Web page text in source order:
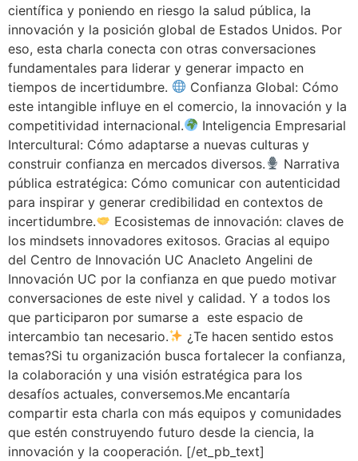
científica y poniendo en riesgo la salud pública, la
innovación y la posición global de Estados Unidos. Por
eso, esta charla conecta con otras conversaciones
fundamentales para liderar y generar impacto en
tiempos de incertidumbre.
Confianza Global: Cómo
este intangible influye en el comercio, la innovación y la
competitividad internacional.
Inteligencia Empresarial
Intercultural: Cómo adaptarse a nuevas culturas y
construir confianza en mercados diversos.
Narrativa
pública estratégica: Cómo comunicar con autenticidad
para inspirar y generar credibilidad en contextos de
incertidumbre.
Ecosistemas de innovación: claves de
los mindsets innovadores exitosos. Gracias al equipo
del Centro de Innovación UC Anacleto Angelini de
Innovación UC por la confianza en que puedo motivar
conversaciones de este nivel y calidad. Y a todos los
que participaron por sumarse a este espacio de
intercambio tan necesario.
¿Te hacen sentido estos
temas?Si tu organización busca fortalecer la confianza,
la colaboración y una visión estratégica para los
desafíos actuales, conversemos.Me encantaría
compartir esta charla con más equipos y comunidades
que estén construyendo futuro desde la ciencia, la
innovación y la cooperación. [/et_pb_text]